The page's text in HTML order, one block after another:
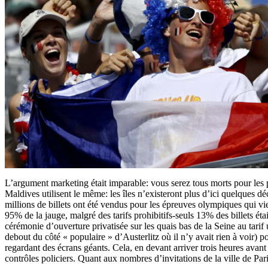
L’argument marketing était imparable: vous serez tous morts pour les
Maldives utilisent le même: les îles n’existeront plus d’ici quelques
millions de billets ont été vendus pour les épreuves olympiques qui
95% de la jauge, malgré des tarifs prohibitifs-seuls 13% des billets
cérémonie d’ouverture privatisée sur les quais bas de la Seine au
debout du côté « populaire » d’Austerlitz où il n’y avait rien à voir)
regardant des écrans géants. Cela, en devant arriver trois heures
contrôles policiers. Quant aux nombres d’invitations de la ville de